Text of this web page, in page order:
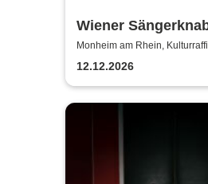
Wiener
Weihnachtskonzert
Monheim am Rhein,
12.12.2026